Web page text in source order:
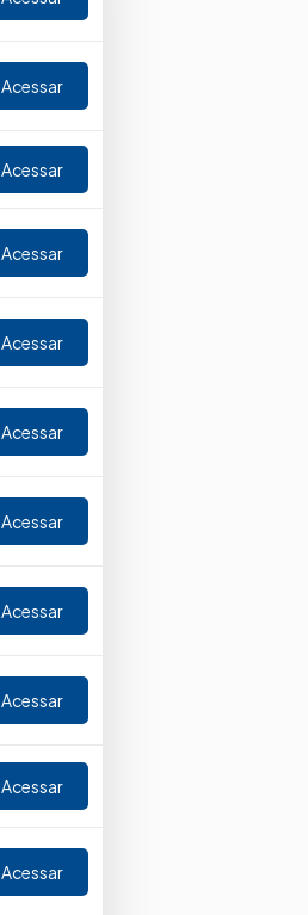
Acessar
Acessar
Acessar
Acessar
Acessar
Acessar
Acessar
Acessar
Acessar
Acessar